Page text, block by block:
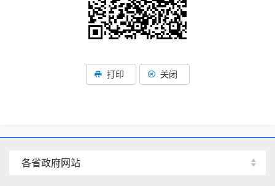
打印 关闭
各省政府网站